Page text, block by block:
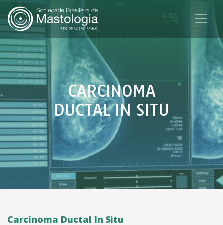
CARCINOMA
DUCTAL IN SITU
Carcinoma Ductal In Situ